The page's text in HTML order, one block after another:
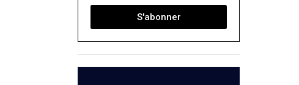
S'abonner